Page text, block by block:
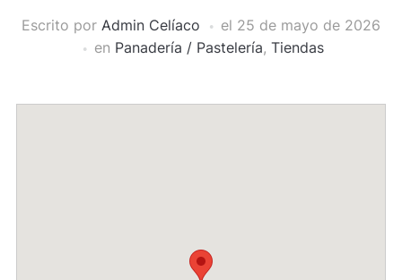
Escrito por Admin Celíaco el 25 de mayo de 2026
en Panadería / Pastelería, Tiendas